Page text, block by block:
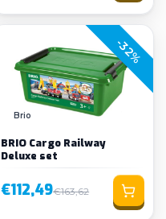
-32%
Brio
BRIO Cargo Railway
Deluxe set
€112,49€163,62